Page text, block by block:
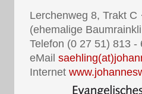
Lerchenweg 8, Trakt C
(ehemalige
Telefon (0 27 51) 813 -
eMail
Internet